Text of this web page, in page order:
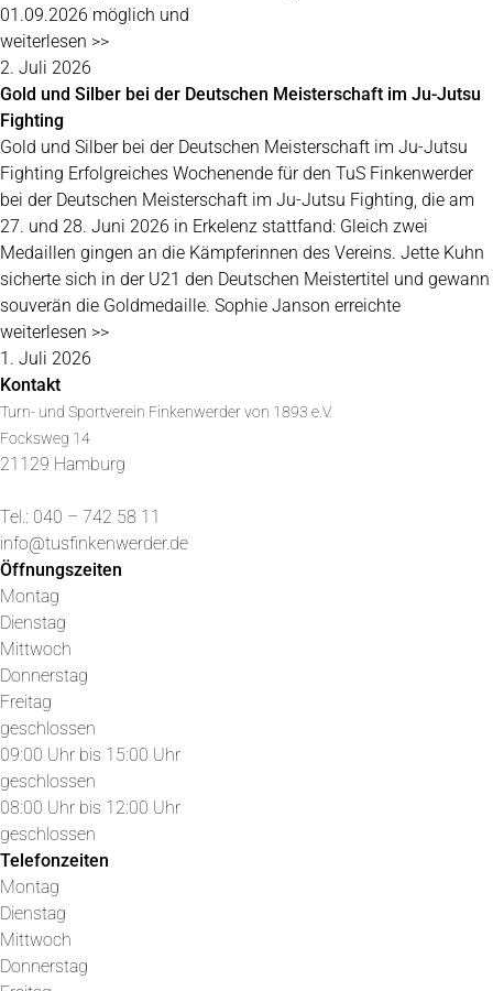
01.09.2026 möglich und
weiterlesen >>
2. Juli 2026
Gold und Silber bei der Deutschen Meisterschaft im Ju-Jutsu
Fighting
Gold und Silber bei der Deutschen Meisterschaft im Ju-Jutsu
Fighting Erfolgreiches Wochenende für den TuS Finkenwerder
bei der Deutschen Meisterschaft im Ju-Jutsu Fighting, die am
27. und 28. Juni 2026 in Erkelenz stattfand: Gleich zwei
Medaillen gingen an die Kämpferinnen des Vereins. Jette Kuhn
sicherte sich in der U21 den Deutschen Meistertitel und gewann
souverän die Goldmedaille. Sophie Janson erreichte
weiterlesen >>
1. Juli 2026
Kontakt
Turn- und Sportverein Finkenwerder von 1893 e.V.
Focksweg 14
21129 Hamburg
Tel.: 040 – 742 58 11
info@tusfinkenwerder.de
Öffnungszeiten
Montag
Dienstag
Mittwoch
Donnerstag
Freitag
geschlossen
09:00 Uhr bis 15:00 Uhr
geschlossen
08:00 Uhr bis 12:00 Uhr
geschlossen
Telefonzeiten
Montag
Dienstag
Mittwoch
Donnerstag